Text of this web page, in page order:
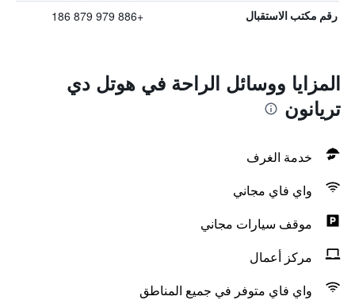
رقم مكتب الاستقبال +886 979 879 186
المزايا ووسائل الراحة في هوتل دي
تريانون
خدمة الغرف
واي فاي مجاني
موقف سيارات مجاني
مركز أعمال
واي فاي متوفر في جميع المناطق